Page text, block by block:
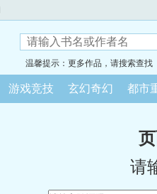
温馨提示：更多作品，请搜索查找
游戏竞技 玄幻奇幻 都市
请